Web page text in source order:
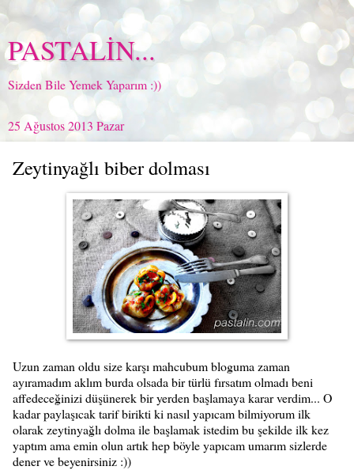
PASTALİN...
Sizden Bile Yemek Yaparım :))
25 Ağustos 2013 Pazar
Zeytinyağlı biber dolması
Uzun zaman oldu size karşı mahcubum bloguma zaman
ayıramadım aklım burda olsada bir türlü fırsatım olmadı beni
affedeceğinizi düşünerek bir yerden başlamaya karar verdim... O
kadar paylaşıcak tarif birikti ki nasıl yapıcam bilmiyorum ilk
olarak zeytinyağlı dolma ile başlamak istedim bu şekilde ilk kez
yaptım ama emin olun artık hep böyle yapıcam umarım sizlerde
dener ve beyenirsiniz :))